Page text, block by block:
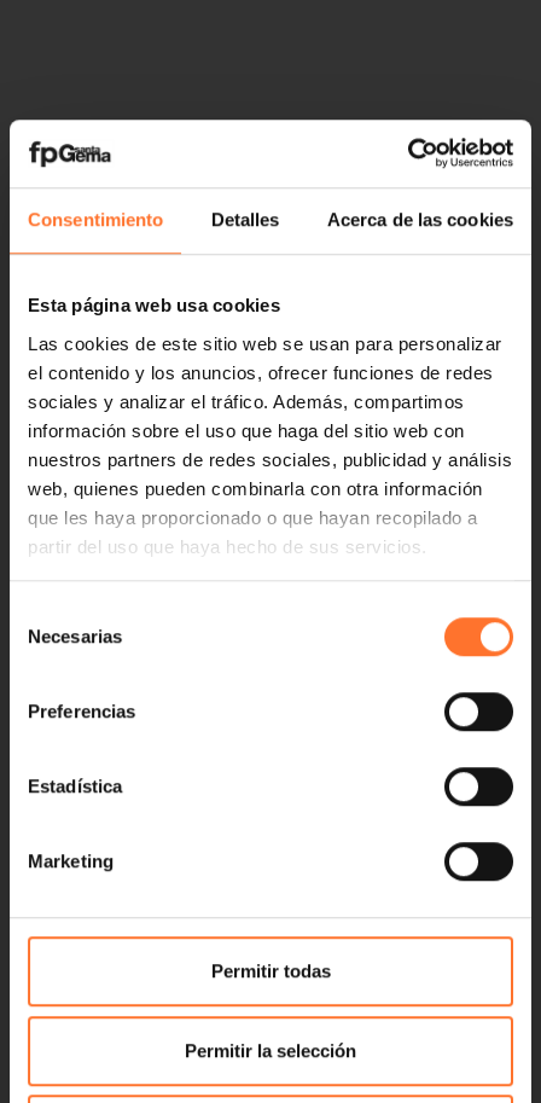
Consentimiento Detalles Acerca de las cookies
Esta página web usa cookies
Las cookies de este sitio web se usan para personalizar
el contenido y los anuncios, ofrecer funciones de redes
sociales y analizar el tráfico. Además, compartimos
información sobre el uso que haga del sitio web con
nuestros partners de redes sociales, publicidad y análisis
web, quienes pueden combinarla con otra información
que les haya proporcionado o que hayan recopilado a
partir del uso que haya hecho de sus servicios.
Necesarias
Preferencias
Estadística
Marketing
Permitir todas
Permitir la selección